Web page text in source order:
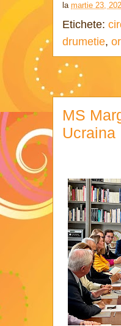
la martie 23,
Etichete:
drumetie,
MS
Ucraina